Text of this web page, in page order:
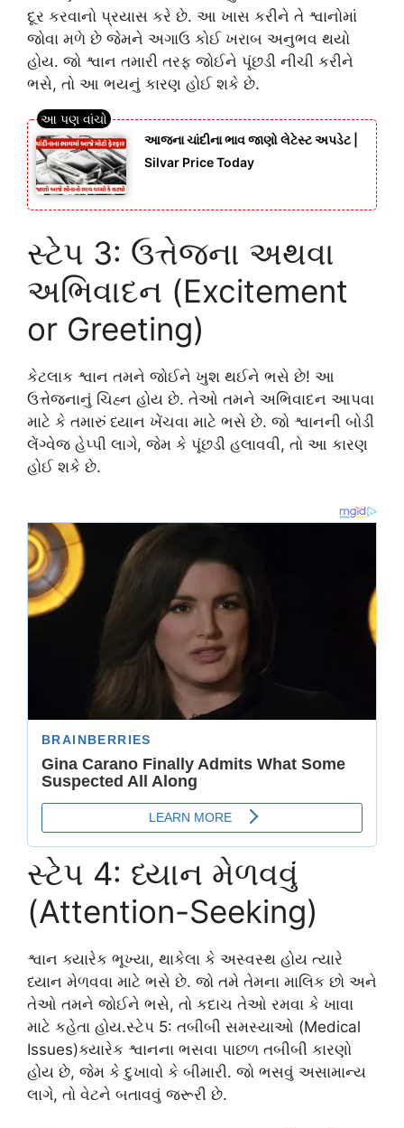
દૂર કરવાનો પ્રયાસ કરે છે. આ ખાસ કરીને તે શ્વાનોમાં
જોવા મળે છે જેમને અગાઉ કોઈ ખરાબ અનુભવ થયો
હોય. જો શ્વાન તમારી તરફ જોઈને પૂંછડી નીચી કરીને
ભસે, તો આ ભયનું કારણ હોઈ શકે છે.
આજના ચાંદીના ભાવ જાણો લેટેસ્ટ અપડેટ |
Silvar Price Today
સ્ટેપ 3: ઉત્તેજના અથવા
અભિવાદન (Excitement
or Greeting)
કેટલાક શ્વાન તમને જોઈને ખુશ થઈને ભસે છે! આ
ઉત્તેજનાનું ચિહ્ન હોય છે. તેઓ તમને અભિવાદન આપવા
માટે કે તમારું ધ્યાન ખેંચવા માટે ભસે છે. જો શ્વાનની બોડી
લેંગ્વેજ હેપ્પી લાગે, જેમ કે પૂંછડી હલાવવી, તો આ કારણ
હોઈ શકે છે.
સ્ટેપ 4: ધ્યાન મેળવવું
(Attention-Seeking)
શ્વાન ક્યારેક ભૂખ્યા, થાકેલા કે અસ્વસ્થ હોય ત્યારે
ધ્યાન મેળવવા માટે ભસે છે. જો તમે તેમના માલિક છો અને
તેઓ તમને જોઈને ભસે, તો કદાચ તેઓ રમવા કે ખાવા
માટે કહેતા હોય.સ્ટેપ 5: તબીબી સમસ્યાઓ (Medical
Issues)ક્યારેક શ્વાનના ભસવા પાછળ તબીબી કારણો
હોય છે, જેમ કે દુખાવો કે બીમારી. જો ભસવું અસામાન્ય
લાગે, તો વેટને બતાવવું જરૂરી છે.